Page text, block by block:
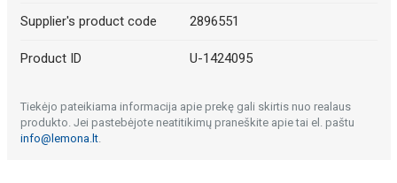
Supplier's product code 2896551
Product ID U-1424095
Tiekėjo pateikiama informacija apie prekę gali skirtis nuo realaus
produkto. Jei pastebėjote neatitikimų praneškite apie tai el. paštu
info@lemona.lt.